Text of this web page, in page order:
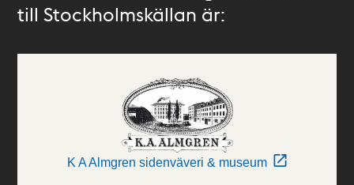
till Stockholmskällan är:
K A Almgren sidenväveri & museum